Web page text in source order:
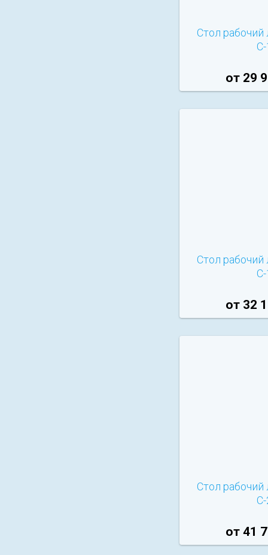
Стол
от 29
Стол
от 32
Стол
от 41